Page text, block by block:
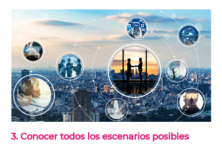
3. Conocer todos los escenarios posibles